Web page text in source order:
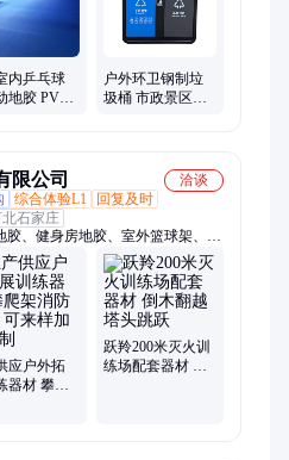
400米障碍器材
内乒乓球
地胶 PVC
户外环卫钢制垃
圾桶 市政景区公
限公司
洽谈
综合体验L1
回复及时
石家庄
、健身房地胶、室外篮球架、球
广场健身器材、室外健身器材、游
毛球柱、足球门、室外运动地胶、
场围网、运动场围网、障碍器材、
球场围网、足球场人造草坪、免冲
应户外拓
器材 攀爬
跃羚200米灭火训
练场配套器材 倒